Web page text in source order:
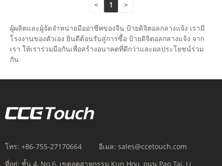
< 1 >
ผู้ผลิตและผู้จัดจำหน่ายมืออาชีพของจีน ป้ายดิจิตอลกลางแจ้ง เรามี
โรงงานของตัวเอง ยินดีต้อนรับสู่การซื้อ ป้ายดิจิตอลกลางแจ้ง จาก
เรา ให้เราร่วมมือกันเพื่อสร้างอนาคตที่ดีกว่าและผลประโยชน์ร่วม
กัน
โทร: +86-755-27170664 อีเมล: sales@ccetouch.com
ที่อยู่: ชั้น 4, No.6, เขตอุตสาหกรรม Kun Hou, ถนน Pao Tai, Li